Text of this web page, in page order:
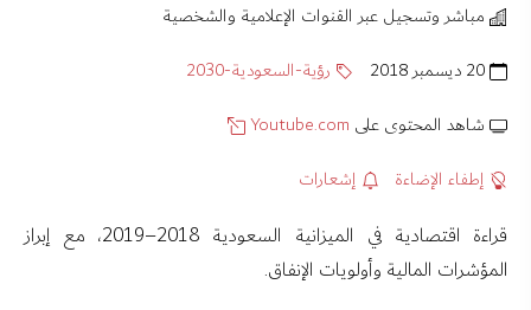
مباشر وتسجيل عبر القنوات الإعلامية والشخصية
رؤية-السعودية-2030
شاهد المحتوى على Youtube.com
إطفاء الإضاءة
إشعارات
قراءة اقتصادية في الميزانية السعودية 2018–2019، مع إبراز
المؤشرات المالية وأولويات الإنفاق.